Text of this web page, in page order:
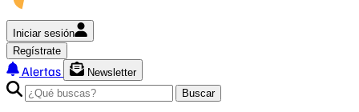
Iniciar sesión
Regístrate
Alertas
Newsletter
Buscar